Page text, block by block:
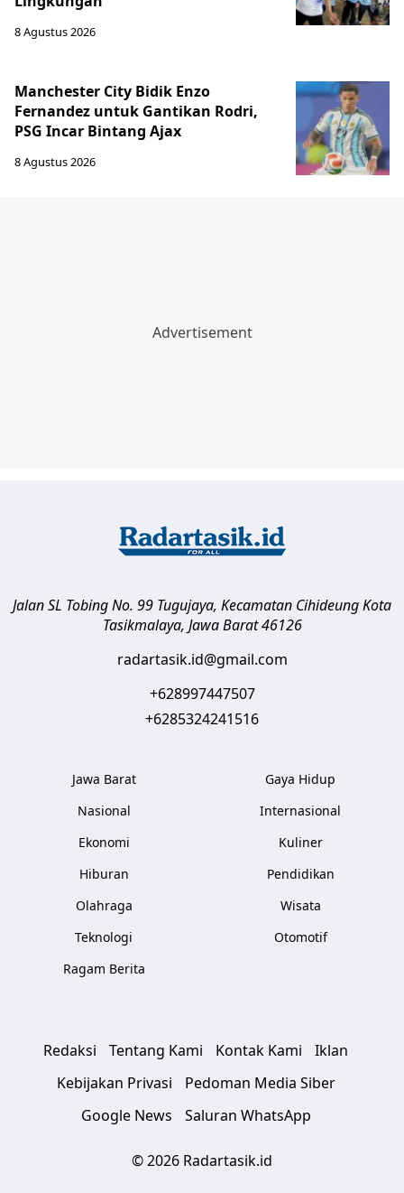
8 Agustus 2026
Manchester City Bidik Enzo
Fernandez untuk Gantikan Rodri,
PSG Incar Bintang Ajax
8 Agustus 2026
Jalan SL Tobing No. 99 Tugujaya, Kecamatan CihideungKota
Tasikmalaya, Jawa Barat 46126
radartasik.id@gmail.com
+628997447507
+6285324241516
Jawa Barat
Nasional
Ekonomi
Hiburan
Olahraga
Teknologi
Ragam Berita
Gaya Hidup
Internasional
Kuliner
Pendidikan
Wisata
Otomotif
Redaksi Tentang Kami Kontak Kami
Iklan
Kebijakan Privasi
Pedoman Media Siber
Google News
Saluran WhatsApp
© 2026 Radartasik.id